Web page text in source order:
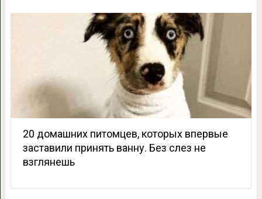
20 домашних питомцев, которых впервые
заставили принять ванну. Без слез не
взглянешь